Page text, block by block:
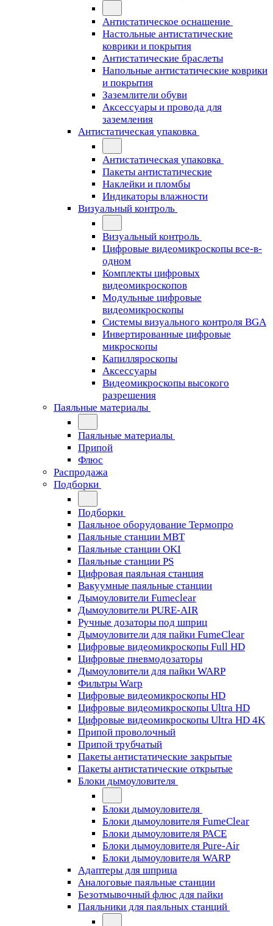
Антистатическое оснащение
Настольные антистатические
коврики и покрытия
Антистатические браслеты
Напольные антистатические коврики
и покрытия
Заземлители обуви
Аксессуары и провода для
заземления
Антистатическая упаковка
Антистатическая упаковка
Пакеты антистатические
Наклейки и пломбы
Индикаторы влажности
Визуальный контроль
Визуальный контроль
Цифровые видеомикроскопы все-в-
одном
Комплекты цифровых
видеомикроскопов
Модульные цифровые
видеомикроскопы
Cистемы визуального контроля BGA
Инвертированные цифровые
микроскопы
Капилляроскопы
Аксессуары
Видеомикроскопы высокого
разрешения
Паяльные материалы
Паяльные материалы
Припой
Флюс
Распродажа
Подборки
Подборки
Паяльное оборудование Термопро
Паяльные станции MBT
Паяльные станции OKI
Паяльные станции PS
Цифровая паяльная станция
Вакуумные паяльные станции
Дымоуловители Fumeclear
Дымоуловители PURE-AIR
Ручные дозаторы под шприц
Дымоуловители для пайки FumeClear
Цифровые видеомикроскопы Full HD
Цифровые пневмодозаторы
Дымоуловители для пайки WARP
Фильтры Warp
Цифровые видеомикроскопы HD
Цифровые видеомикроскопы Ultra HD
Цифровые видеомикроскопы Ultra HD 4K
Припой проволочный
Припой трубчатый
Пакеты антистатические закрытые
Пакеты антистатические открытые
Блоки дымоуловителя
Блоки дымоуловителя
Блоки дымоуловителя FumeClear
Блоки дымоуловителя PACE
Блоки дымоуловителя Pure-Air
Блоки дымоуловителя WARP
Адаптеры для шприца
Аналоговые паяльные станции
Безотмывочный флюс для пайки
Паяльники для паяльных станций